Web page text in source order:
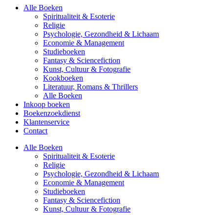
Alle Boeken
Spiritualiteit & Esoterie
Religie
Psychologie, Gezondheid & Lichaam
Economie & Management
Studieboeken
Fantasy & Sciencefiction
Kunst, Cultuur & Fotografie
Kookboeken
Literatuur, Romans & Thrillers
Alle Boeken
Inkoop boeken
Boekenzoekdienst
Klantenservice
Contact
Alle Boeken
Spiritualiteit & Esoterie
Religie
Psychologie, Gezondheid & Lichaam
Economie & Management
Studieboeken
Fantasy & Sciencefiction
Kunst, Cultuur & Fotografie